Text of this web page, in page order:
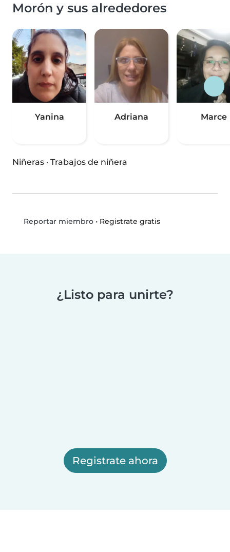
Morón y sus alrededores
Yanina Adriana Marce
Niñeras · Trabajos de niñera
Reportar miembro• Registrate gratis
¿Listo para unirte?
Registrate ahora